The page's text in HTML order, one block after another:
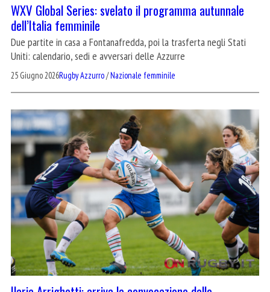
WXV Global Series: svelato il programma autunnale
dell’Italia femminile
Due partite in casa a Fontanafredda, poi la trasferta negli Stati
Uniti: calendario, sedi e avversari delle Azzurre
25 Giugno 2026Rugby Azzurro/Nazionale femminile